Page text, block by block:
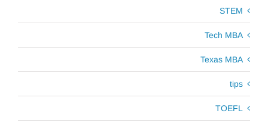
STEM
Tech MBA
Texas MBA
tips
TOEFL